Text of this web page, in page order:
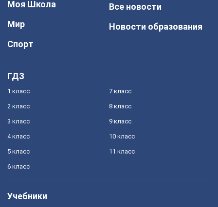
Моя Школа
Мир
Спорт
Все новости
Новости образования
ГДЗ
1 класс
2 класс
3 класс
4 класс
5 класс
6 класс
7 класс
8 класс
9 класс
10 класс
11 класс
Учебники